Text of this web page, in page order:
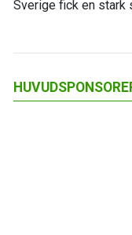
Sverige fick en stark